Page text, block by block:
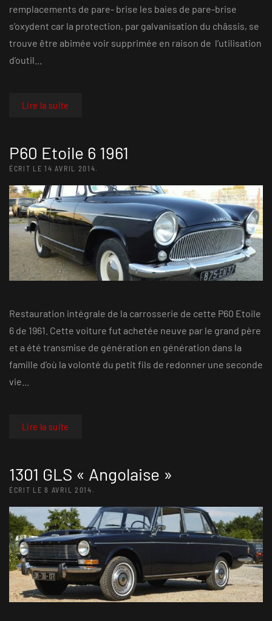
remplacements de pare- brise les baies de pare-brise
s’oxydent car la protection, par galvanisation du châssis, se
trouve être abimée voir supprimée en raison de l’utilisation
d’outil...
Lire la suite
P60 Etoile 6 1961
ÉCRIT LE14 AVRIL 2014.
Restauration intégrale de la carrosserie de cette P60 Etoile
6 de 1961. Cette voiture fut achetée neuve par le grand père
et a été transmise de génération en génération dans la
famille d’où la volonté du petit fils de redonner une seconde
vie...
Lire la suite
1301 GLS « Angolaise »
ÉCRIT LE8 AVRIL 2014 .